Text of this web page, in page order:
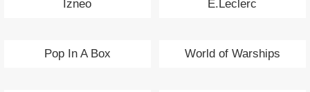
Izneo E.Leclerc
Pop In A Box World of Warships